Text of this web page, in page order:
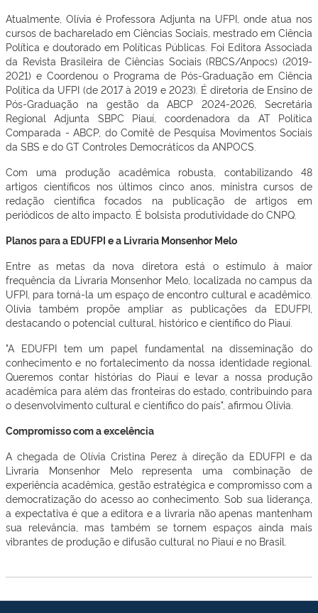
Atualmente, Olívia é Professora Adjunta na UFPI, onde atua nos
cursos de bacharelado em Ciências Sociais, mestrado em Ciência
Política e doutorado em Políticas Públicas. Foi Editora Associada
da Revista Brasileira de Ciências Sociais (RBCS/Anpocs) (2019-
2021) e Coordenou o Programa de Pós-Graduação em Ciência
Política da UFPI (de 2017 à 2019 e 2023). É diretoria de Ensino de
Pós-Graduação na gestão da ABCP 2024-2026, Secretária
Regional Adjunta SBPC Piauí, coordenadora da AT Política
Comparada - ABCP, do Comitê de Pesquisa Movimentos Sociais
da SBS e do GT Controles Democráticos da ANPOCS.
Com uma produção acadêmica robusta, contabilizando 48
artigos científicos nos últimos cinco anos, ministra cursos de
redação científica focados na publicação de artigos em
periódicos de alto impacto. É bolsista produtividade do CNPQ.
Planos para a EDUFPI e a Livraria Monsenhor Melo
Entre as metas da nova diretora está o estímulo à maior
frequência da Livraria Monsenhor Melo, localizada no campus da
UFPI, para torná-la um espaço de encontro cultural e acadêmico.
Olívia também propõe ampliar as publicações da EDUFPI,
destacando o potencial cultural, histórico e científico do Piauí.
"A EDUFPI tem um papel fundamental na disseminação do
conhecimento e no fortalecimento da nossa identidade regional.
Queremos contar histórias do Piauí e levar a nossa produção
acadêmica para além das fronteiras do estado, contribuindo para
o desenvolvimento cultural e científico do país", afirmou Olívia.
Compromisso com a excelência
A chegada de Olívia Cristina Perez à direção da EDUFPI e da
Livraria Monsenhor Melo representa uma combinação de
experiência acadêmica, gestão estratégica e compromisso com a
democratização do acesso ao conhecimento. Sob sua liderança,
a expectativa é que a editora e a livraria não apenas mantenham
sua relevância, mas também se tornem espaços ainda mais
vibrantes de produção e difusão cultural no Piauí e no Brasil.